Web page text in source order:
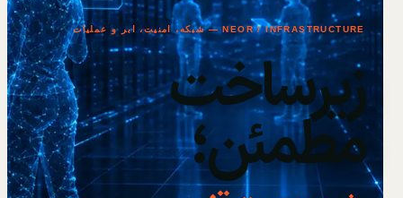
NEOR / INFRASTRUCTURE — شبکه، امنیت، ابر و عملیات
زیرساخت
مطمئن؛